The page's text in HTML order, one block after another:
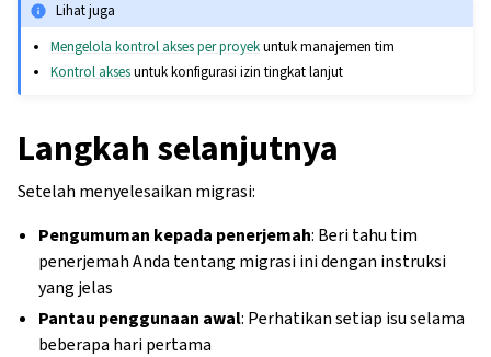
Lihat juga
Mengelola kontrol akses per proyekuntuk manajemen tim
Kontrol aksesuntuk konfigurasi izin tingkat lanjut
Langkah selanjutnya
Setelah menyelesaikan migrasi:
Pengumuman kepada penerjemah: Beri tahu tim
penerjemah Anda tentang migrasi ini dengan instruksi
yang jelas
Pantau penggunaan awal: Perhatikan setiap isu selama
beberapa hari pertama